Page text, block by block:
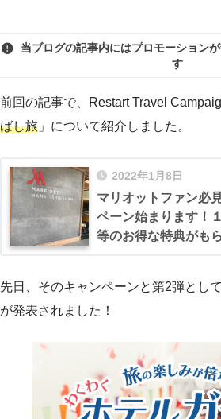
当ブログの記事内にはプロモーション
す
前回の記事で、Restart Travel
ばし旅 」について紹介しました。
2022年1月8日
マリオットファン必
ペーン始まります！
等のお得な特典がも
先日、そのキャンペーンと第2弾として
が発表されました！